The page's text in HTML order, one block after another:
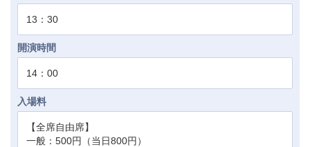
13：30
開演時間
14：00
入場料
【全席自由席】
一般：500円（当日800円）